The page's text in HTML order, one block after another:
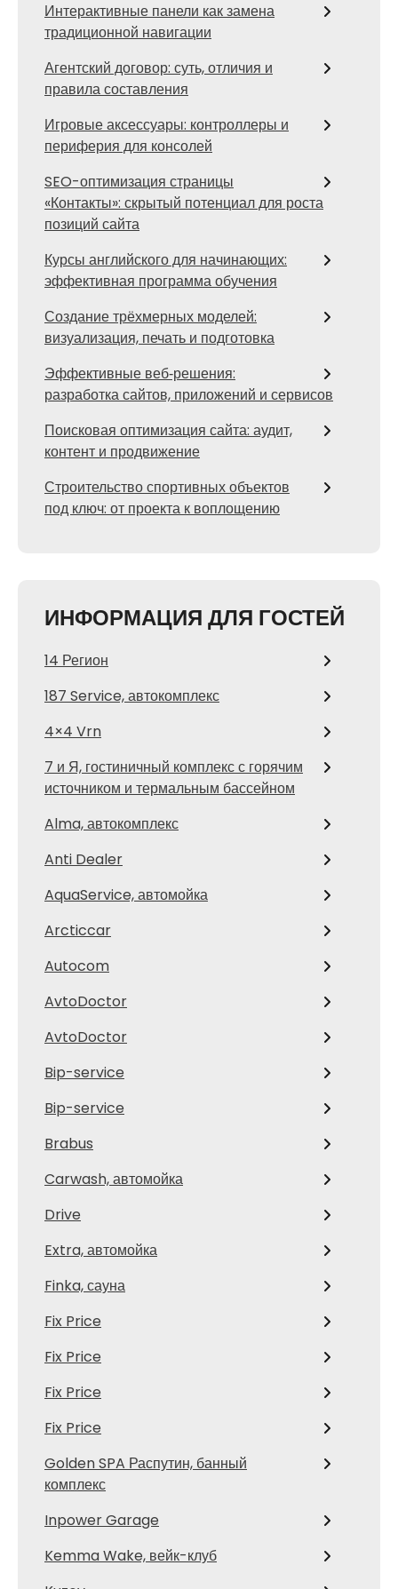
Интерактивные панели как замена
традиционной навигации
Агентский договор: суть, отличия и
правила составления
Игровые аксессуары: контроллеры и
периферия для консолей
SEO-оптимизация страницы
«Контакты»: скрытый потенциал для роста
позиций сайта
Курсы английского для начинающих:
эффективная программа обучения
Создание трёхмерных моделей:
визуализация, печать и подготовка
Эффективные веб‑решения:
разработка сайтов, приложений и сервисов
Поисковая оптимизация сайта: аудит,
контент и продвижение
Строительство спортивных объектов
под ключ: от проекта к воплощению
ИНФОРМАЦИЯ ДЛЯ ГОСТЕЙ
14 Регион
187 Service, автокомплекс
4×4 Vrn
7 и Я, гостиничный комплекс с горячим
источником и термальным бассейном
Alma, автокомплекс
Anti Dealer
AquaService, автомойка
Arcticcar
Autocom
AvtoDoctor
AvtoDoctor
Bip-service
Bip-service
Brabus
Carwash, автомойка
Drive
Extra, автомойка
Finka, сауна
Fix Price
Fix Price
Fix Price
Fix Price
Golden SPA Распутин, банный
комплекс
Inpower Garage
Kemma Wake, вейк-клуб